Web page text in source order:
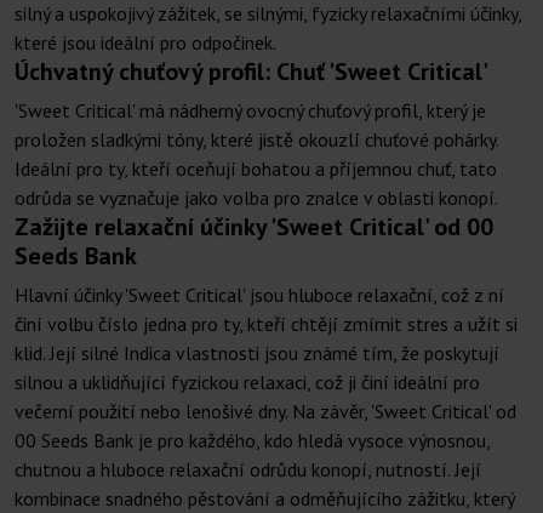
silný a uspokojivý zážitek, se silnými, fyzicky relaxačními účinky,
které jsou ideální pro odpočinek.
Úchvatný chuťový profil: Chuť 'Sweet Critical'
'Sweet Critical' má nádherný ovocný chuťový profil, který je
proložen sladkými tóny, které jistě okouzlí chuťové pohárky.
Ideální pro ty, kteří oceňují bohatou a příjemnou chuť, tato
odrůda se vyznačuje jako volba pro znalce v oblasti konopí.
Zažijte relaxační účinky 'Sweet Critical' od 00
Seeds Bank
Hlavní účinky 'Sweet Critical' jsou hluboce relaxační, což z ní
činí volbu číslo jedna pro ty, kteří chtějí zmírnit stres a užít si
klid. Její silné Indica vlastnosti jsou známé tím, že poskytují
silnou a uklidňující fyzickou relaxaci, což ji činí ideální pro
večerní použití nebo lenošivé dny. Na závěr, 'Sweet Critical' od
00 Seeds Bank je pro každého, kdo hledá vysoce výnosnou,
chutnou a hluboce relaxační odrůdu konopí, nutností. Její
kombinace snadného pěstování a odměňujícího zážitku, který